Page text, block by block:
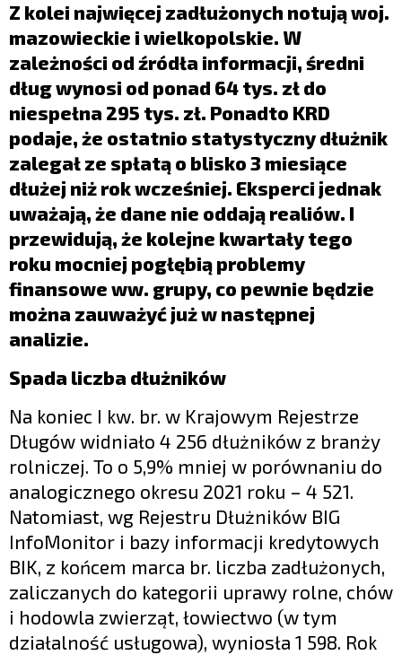
Z kolei najwięcej zadłużonych notują woj.
mazowieckie i wielkopolskie. W
zależności od źródła informacji, średni
dług wynosi od ponad 64 tys. zł do
niespełna 295 tys. zł. Ponadto KRD
podaje, że ostatnio statystyczny dłużnik
zalegał ze spłatą o blisko 3 miesiące
dłużej niż rok wcześniej. Eksperci jednak
uważają, że dane nie oddają realiów. I
przewidują, że kolejne kwartały tego
roku mocniej pogłębią problemy
finansowe ww. grupy, co pewnie będzie
można zauważyć już w następnej
analizie.
Spada liczba dłużników
Na koniec I kw. br. w Krajowym Rejestrze
Długów widniało 4 256 dłużników z branży
rolniczej. To o 5,9% mniej w porównaniu do
analogicznego okresu 2021 roku – 4 521.
Natomiast, wg Rejestru Dłużników BIG
InfoMonitor i bazy informacji kredytowych
BIK, z końcem marca br. liczba zadłużonych,
zaliczanych do kategorii uprawy rolne, chów
i hodowla zwierząt, łowiectwo (w tym
działalność usługowa), wyniosła 1 598. Rok